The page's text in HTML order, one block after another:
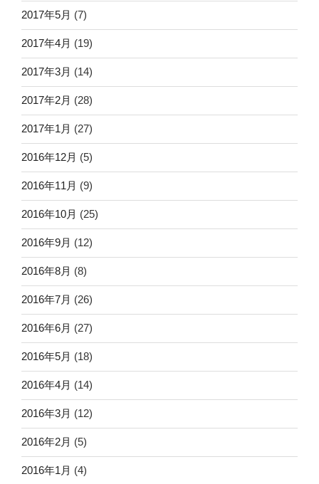
2017年5月 (7)
2017年4月 (19)
2017年3月 (14)
2017年2月 (28)
2017年1月 (27)
2016年12月 (5)
2016年11月 (9)
2016年10月 (25)
2016年9月 (12)
2016年8月 (8)
2016年7月 (26)
2016年6月 (27)
2016年5月 (18)
2016年4月 (14)
2016年3月 (12)
2016年2月 (5)
2016年1月 (4)